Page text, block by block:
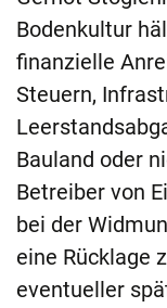
Bodenkultur
finanzielle
Steuern,
Bauland oder
Betreiber von
bei der
eine Rücklage
eventueller